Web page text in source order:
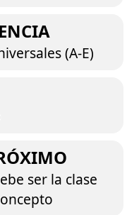
(A-E)
ser la clase